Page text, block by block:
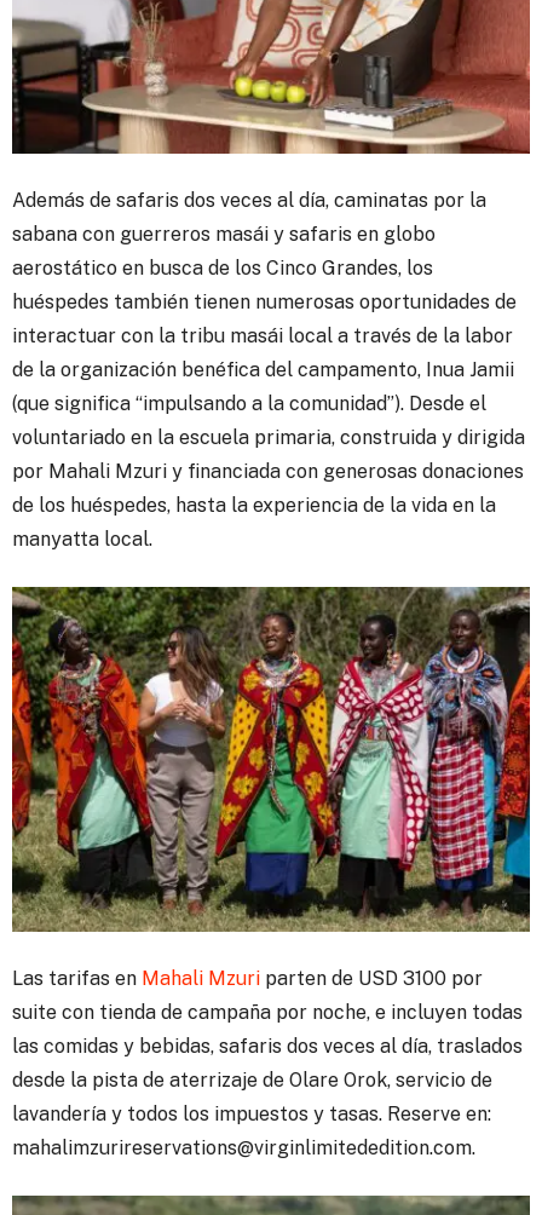
Además de safaris dos veces al día, caminatas por la
sabana con guerreros masái y safaris en globo
aerostático en busca de los Cinco Grandes, los
huéspedes también tienen numerosas oportunidades de
interactuar con la tribu masái local a través de la labor
de la organización benéfica del campamento, Inua Jamii
(que significa “impulsando a la comunidad”). Desde el
voluntariado en la escuela primaria, construida y dirigida
por Mahali Mzuri y financiada con generosas donaciones
de los huéspedes, hasta la experiencia de la vida en la
manyatta local.
Las tarifas en Mahali Mzuri parten de USD 3100 por
suite con tienda de campaña por noche, e incluyen todas
las comidas y bebidas, safaris dos veces al día, traslados
desde la pista de aterrizaje de Olare Orok, servicio de
lavandería y todos los impuestos y tasas. Reserve en:
mahalimzurireservations@virginlimitededition.com.